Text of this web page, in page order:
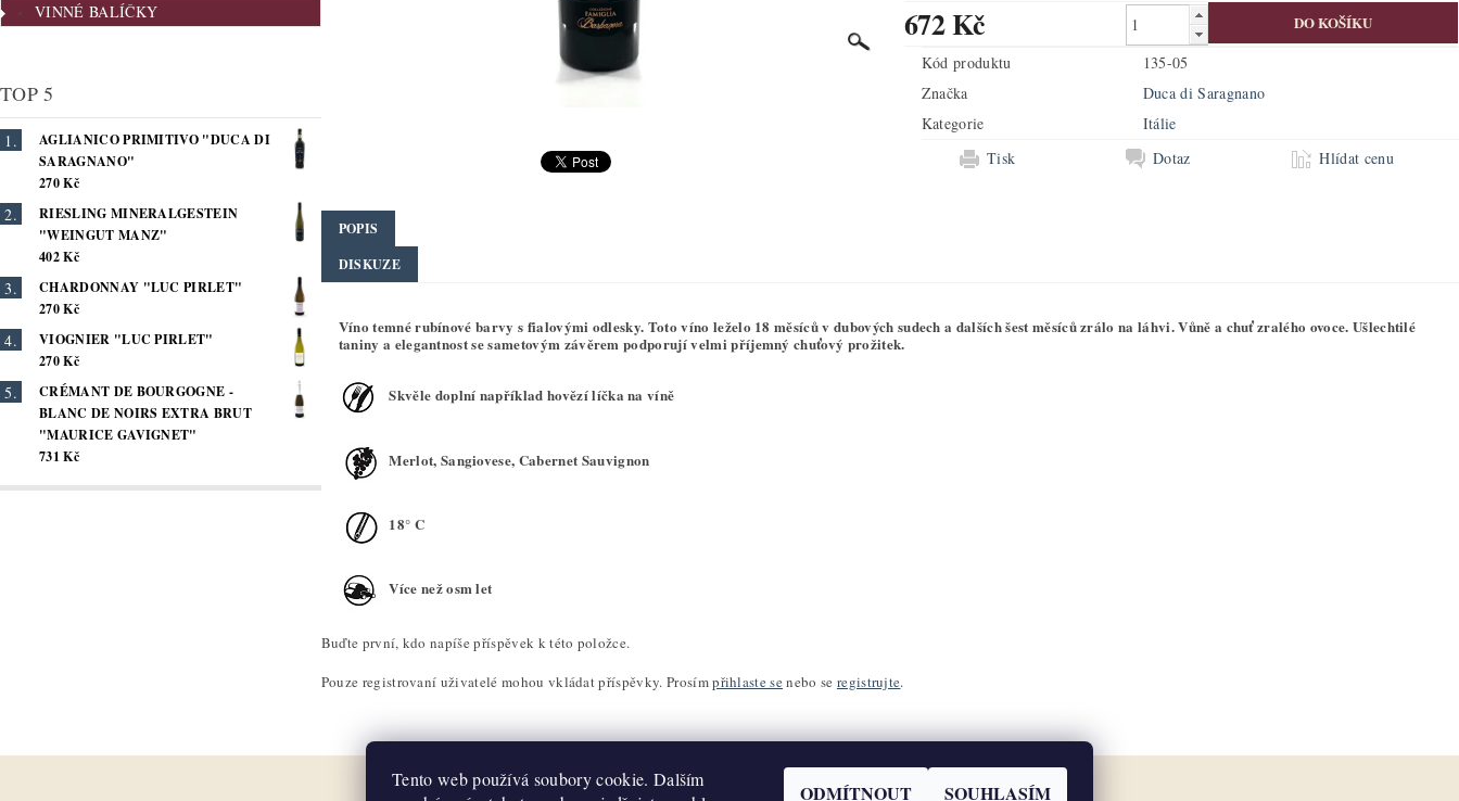
VINNÉ BALÍČKY
TOP 5
AGLIANICO PRIMITIVO "DUCA DI
SARAGNANO"
270 Kč
RIESLING MINERALGESTEIN
"WEINGUT MANZ"
402 Kč
CHARDONNAY "LUC PIRLET"
270 Kč
VIOGNIER "LUC PIRLET"
270 Kč
CRÉMANT DE BOURGOGNE -
BLANC DE NOIRS EXTRA BRUT
"MAURICE GAVIGNET"
731 Kč
672 Kč
Kód produktu
135-05
Značka
Duca di Saragnano
Kategorie
Itálie
Tisk
Dotaz Hlídat cenu
POPIS
DISKUZE
Víno temné rubínové barvy s fialovými odlesky. Toto víno leželo 18 měsíců v dubových sudech a dalších šest měsíců zrálo na láhvi. Vůně a chuť zralého ovoce. Ušlechtilé
taniny a elegantnost se sametovým závěrem podporují velmi příjemný chuťový prožitek.
Skvěle doplní například hovězí líčka na víně
Merlot, Sangiovese, Cabernet Sauvignon
18° C
Více než osm let
Buďte první, kdo napíše příspěvek k této položce.
Pouze registrovaní uživatelé mohou vkládat příspěvky. Prosímpřihlaste senebo se registrujte.
Tento web používá soubory cookie. Dalším
ODMÍTNOUT SOUHLASÍM